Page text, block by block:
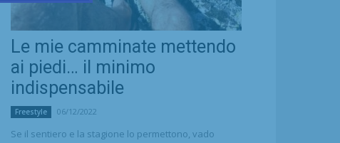
Le mie camminate mettendo
ai piedi… il minimo
indispensabile
Freestyle 06/12/2022
Se il sentiero e la stagione lo permettono, vado